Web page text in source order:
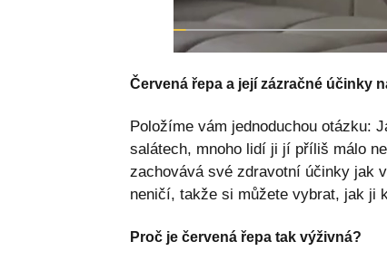
Červená řepa a její zázračné účinky
Položíme vám jednoduchou otázku:
salátech, mnoho lidí ji jí příliš málo
zachovává své zdravotní účinky jak
neničí, takže si můžete vybrat, jak ji
Proč je červená řepa tak výživná?